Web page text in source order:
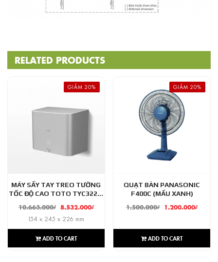
RELATED PRODUCTS
GIẢM 20%
MÁY SẤY TAY TREO TƯỜNG
TỐC ĐỘ CAO TOTO TYC322M
10.663.000₫ 8.532.000₫
154 x 245 x 226 mm
ADD TO CART
GIẢM 20%
QUẠT BÀN PANASONIC
F400C (MẦU XANH)
1.500.000₫ 1.200.000₫
ADD TO CART